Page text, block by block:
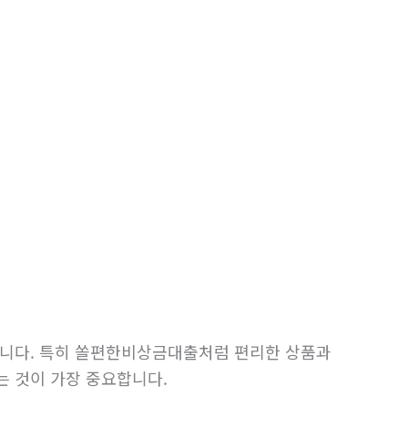
다. 특히 쏠편한비상금대출처럼 편리한 상품과
것이 가장 중요합니다.